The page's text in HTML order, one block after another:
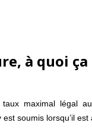
à quoi
maximal légal
est soumis lorsqu’il est